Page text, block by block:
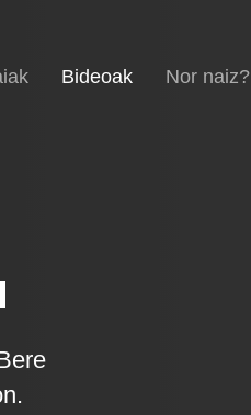
Bideoak(current)
Nor naiz?